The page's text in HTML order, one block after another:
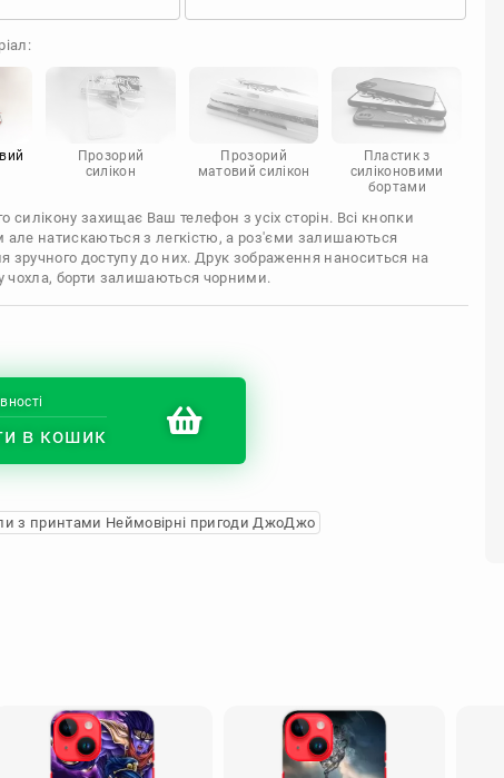
Прозорий
силікон
Прозорий
матовий силікон
Пластик з
силіконовими
бортами
силікону захищає Ваш телефон з усіх сторін. Всі кнопки
але натискаються з легкістю, а роз'єми залишаються
зручного доступу до них. Друк зображення наноситься на
чохла, борти залишаються чорними.
в кошик
з принтами Неймовірні пригоди ДжоДжо